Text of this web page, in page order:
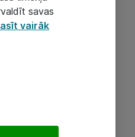
savas
vairāk